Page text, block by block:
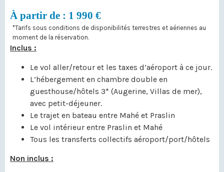
À partir de : 1 990 €
*Tarifs sous conditions de disponibilités terrestres et aériennes au
moment de la réservation.
Inclus :
Le vol aller/retour et les taxes d’aéroport à ce jour.
L’hébergement en chambre double en
guesthouse/hôtels 3* (Augerine, Villas de mer),
avec petit-déjeuner.
Le trajet en bateau entre Mahé et Praslin
Le vol intérieur entre Praslin et Mahé
Tous les transferts collectifs aéroport/port/hôtels
Non inclus :